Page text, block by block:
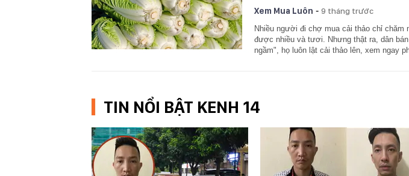
Xem Mua Luôn - 9 tháng trước
Nhiều người đi chợ mua cải thảo chỉ chăm
được nhiều và tươi. Nhưng thật ra, dân
ngầm", họ luôn lật cải thảo lên, xem ngay
TIN NỔI BẬT KENH 14